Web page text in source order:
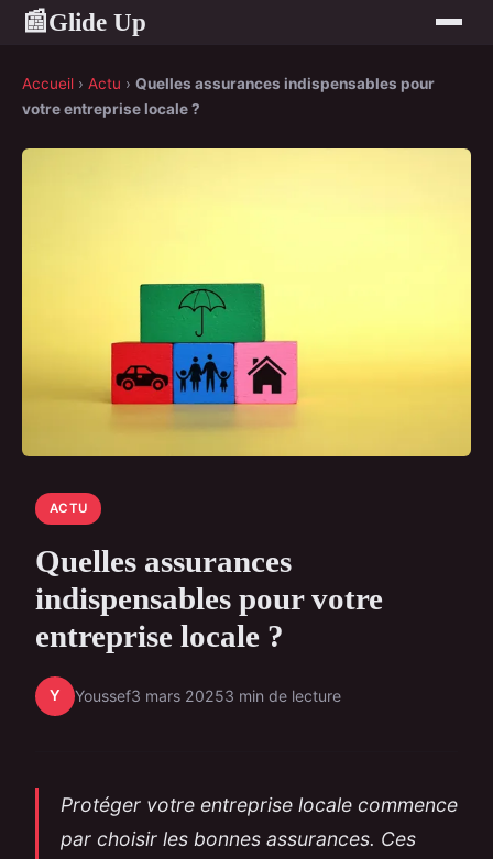
📰Glide Up
Accueil › Actu › Quelles assurances indispensables pour
votre entreprise locale ?
ACTU
Quelles assurances
indispensables pour votre
entreprise locale ?
Y Youssef3 mars 20253 min de lecture
Protéger votre entreprise locale commence
par choisir les bonnes assurances. Ces